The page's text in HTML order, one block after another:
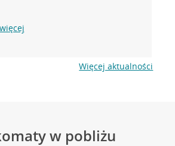
Więcej aktualności
w pobliżu